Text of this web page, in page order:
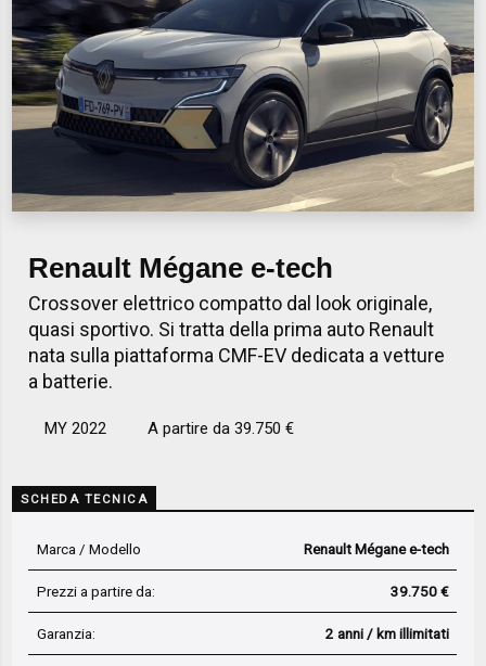
Renault Mégane e-tech
Crossover elettrico compatto dal look originale,
quasi sportivo. Si tratta della prima auto Renault
nata sulla piattaforma CMF-EV dedicata a vetture
a batterie.
MY 2022 A partire da 39.750 €
SCHEDA TECNICA
Marca / Modello Renault Mégane e-tech
Prezzi a partire da: 39.750 €
Garanzia: 2 anni / km illimitati